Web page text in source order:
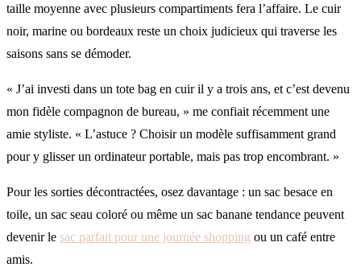
taille moyenne avec plusieurs compartiments fera l’affaire. Le cuir
noir, marine ou bordeaux reste un choix judicieux qui traverse les
saisons sans se démoder.
« J’ai investi dans un tote bag en cuir il y a trois ans, et c’est devenu
mon fidèle compagnon de bureau, » me confiait récemment une
amie styliste. « L’astuce ? Choisir un modèle suffisamment grand
pour y glisser un ordinateur portable, mais pas trop encombrant. »
Pour les sorties décontractées, osez davantage : un sac besace en
toile, un sac seau coloré ou même un sac banane tendance peuvent
devenir le sac parfait pour une journée shopping ou un café entre
amis.